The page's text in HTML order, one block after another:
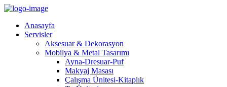
Anasayfa
Servisler
Aksesuar & Dekorasyon
Mobilya & Metal Tasarımı
Ayna-Dresuar-Puf
Makyaj Masası
Çalışma Ünitesi-Kitaplık